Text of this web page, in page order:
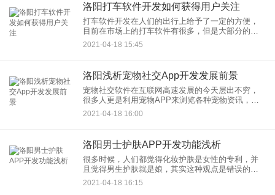
洛阳打车软件开发如何获得用户关注
打车软件开发在人们的出行上给予了一定的方便，
目前在市场上的打车软件有很多，但是大部分的打
车市场都被滴滴占领了。随着近些日子来滴滴经历
的一些事后，人们更是意识到了打车软件在人们生
2021-04-18 15:45
洛阳浅析宠物社交App开发发展前景
宠物社交软件在互联网高速发展的今天层出不穷，
很多人更是利用宠物APP来浏览各种宠物资讯，让
生活变得更加美好。宠物社交APP开发就像是人们
生活中常用的社交APP，虽然人们通过宠物来进行
2021-04-18 16:00
洛阳男士护肤APP开发功能浅析
很多时候，人们都觉得化妆护肤是女性的专利，并
且觉得男生护肤就是娘，其实这种观点是错误的，
而且随着互联网不断发展，男性也开始注重自己的
形象管理，而为了方便他们了解护肤方面的知识，
2021-04-18 16:15